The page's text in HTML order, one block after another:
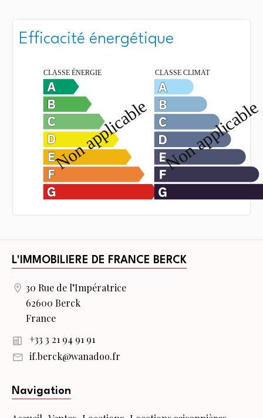
Efficacité énergétique
L'IMMOBILIERE DE FRANCE BERCK
30 Rue de l’Impératrice
62600 Berck
France
+33 3 21 94 91 91
if.berck@wanadoo.fr
Navigation